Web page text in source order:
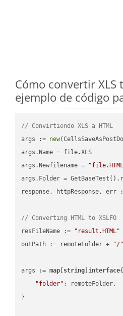
Cómo convertir XLS
ejemplo de código
// Convirtiendo XLS a HTML
args := new
args.Name = file.XLS
args.Newfilename =
args.Folder =
response, httpResponse, err
// Converting HTML to XSLFO
resFileName :=
"result.HTML"
outPath := remoteFolder +
"/"
args := map string ]interface
"folder" : remoteFolder,
}